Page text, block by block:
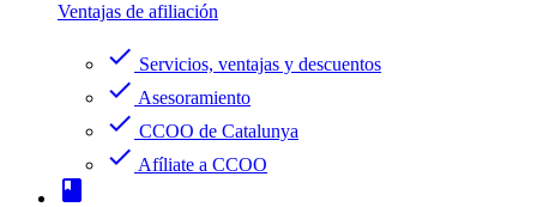
Ventajas de afiliación
check Servicios, ventajas y descuentos
check Asesoramiento
check CCOO de Catalunya
check Afíliate a CCOO
book